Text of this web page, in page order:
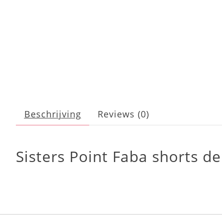
Beschrijving Reviews (0)
Sisters Point Faba shorts